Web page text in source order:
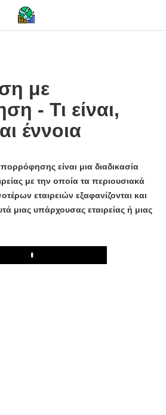
με
- Τι είναι,
έννοια
είναι μια διαδικασία
με την οποία τα περιουσιακά
εταιρειών εξαφανίζονται και
μιας υπάρχουσας εταιρείας ή μιας
Play